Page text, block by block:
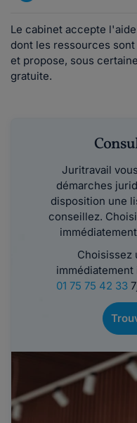
Le cabinet accepte
dont les ressources
et propose, sous
gratuite.
Juritravail
démarches
disposition une
conseillez.
Choisissez
01 75 75 42 33